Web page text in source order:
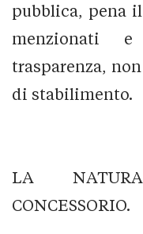
pubblica, pena
menzionati
trasparenza,
di stabilimento.
LA
CONCESSORIO.